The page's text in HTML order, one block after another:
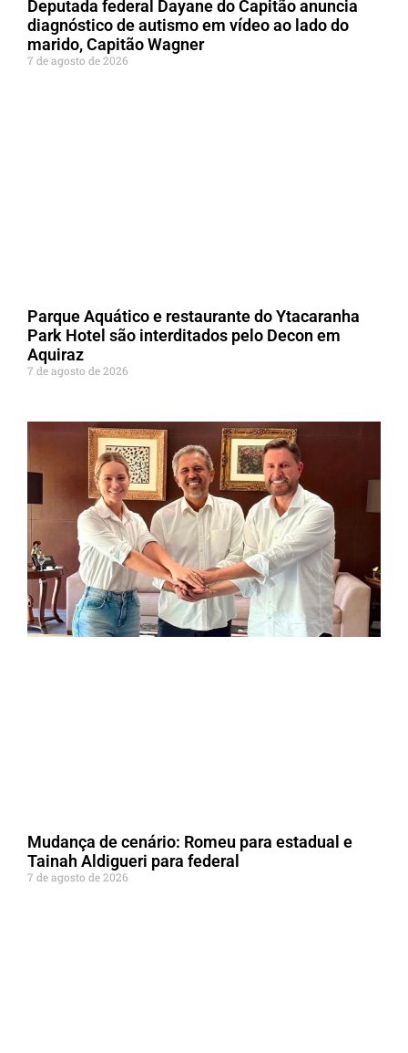
Deputada federal Dayane do Capitão anuncia
diagnóstico de autismo em vídeo ao lado do
marido, Capitão Wagner
7 de agosto de 2026
Parque Aquático e restaurante do Ytacaranha
Park Hotel são interditados pelo Decon em
Aquiraz
7 de agosto de 2026
Mudança de cenário: Romeu para estadual e
Tainah Aldigueri para federal
7 de agosto de 2026